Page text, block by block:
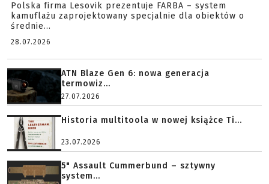
Polska firma Lesovik prezentuje FARBA – system
kamuflażu zaprojektowany specjalnie dla obiektów o
średnie...
28.07.2026
ATN Blaze Gen 6: nowa generacja
termowiz...
27.07.2026
Historia multitoola w nowej książce Ti...
23.07.2026
5" Assault Cummerbund – sztywny
system...